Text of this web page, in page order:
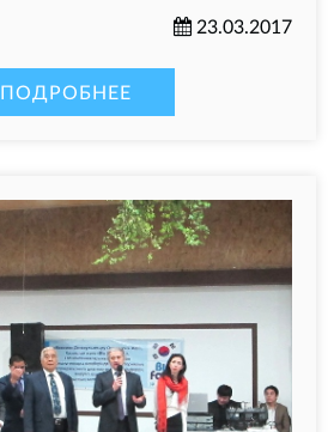
23.03.2017
ПОДРОБНЕЕ